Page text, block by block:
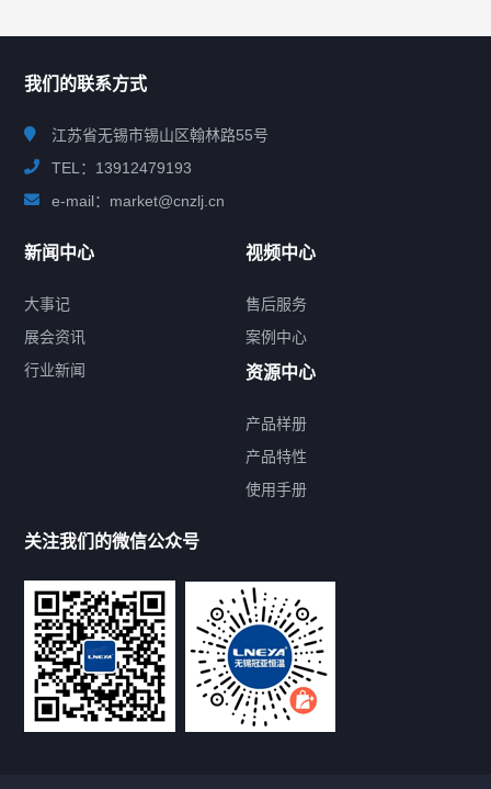
提交您的需求，免费获取产品资料
--亦可拨打我们的24小时服务咨询热线--
13912479193
我们的联系方式
江苏省无锡市锡山区翰林路55号
TEL：13912479193
e-mail：market@cnzlj.cn
新闻中心
大事记
展会资讯
行业新闻
视频中心
售后服务
案例中心
资源中心
产品样册
产品特性
使用手册
关注我们的微信公众号